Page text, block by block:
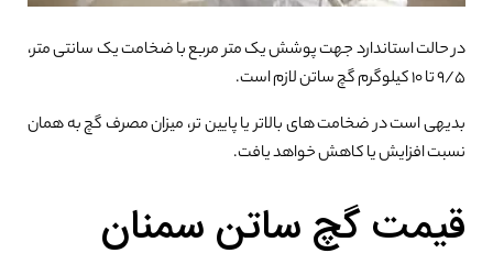
در حالت استاندارد جهت پوشش یک متر مربع با ضخامت یک سانتی متر،
۹/۵ تا ۱۰ کیلوگرم گچ ساتن لازم است.
بدیهی است در ضخامت های بالاتر یا پایین تر، میزان مصرف گچ به همان
نسبت افزایش یا کاهش خواهد یافت.
قیمت گچ ساتن سمنان